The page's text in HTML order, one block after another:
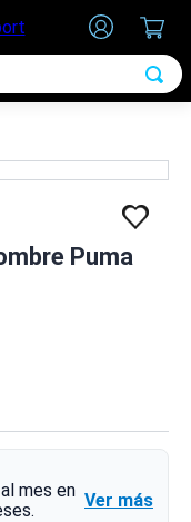
Puma
al mes en Ver más